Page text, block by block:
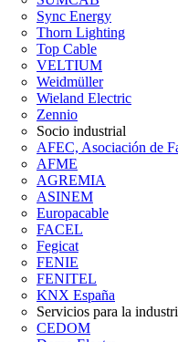
Sync Energy
Thorn Lighting
Top Cable
VELTIUM
Weidmüller
Wieland Electric
Zennio
Socio industrial
AFEC, Asociación de
AFME
AGREMIA
ASINEM
Europacable
FACEL
Fegicat
FENIE
FENITEL
KNX España
Servicios para la
CEDOM